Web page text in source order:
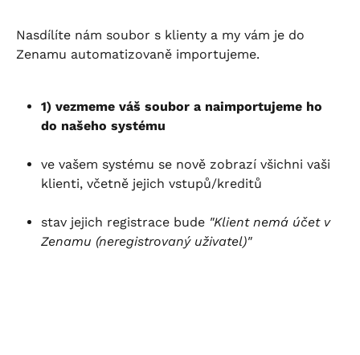
Nasdílíte nám soubor s klienty a my vám je do
Zenamu automatizovaně importujeme.
1) vezmeme váš soubor a naimportujeme ho
do našeho systému
ve vašem systému se nově zobrazí všichni vaši
klienti, včetně jejich vstupů/kreditů
stav jejich registrace bude "Klient nemá účet v
Zenamu (neregistrovaný uživatel)"